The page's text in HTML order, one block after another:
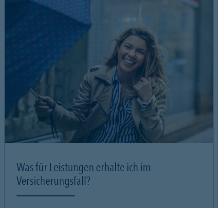
Was für Leistungen erhalte ich im
Versicherungsfall?